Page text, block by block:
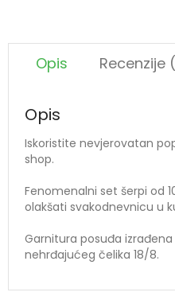
Opis Recenzije
Opis
Iskoristite nevjerovatan
shop.
Fenomenalni set šerpi od
olakšati svakodnevnicu u
Garnitura posuđa
nehrđajućeg čelika 18/8.